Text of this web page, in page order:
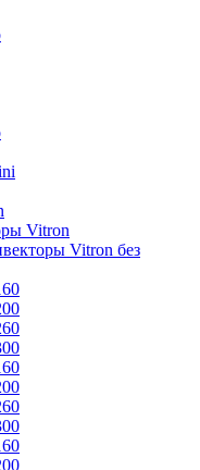
Vitron
Vitron без